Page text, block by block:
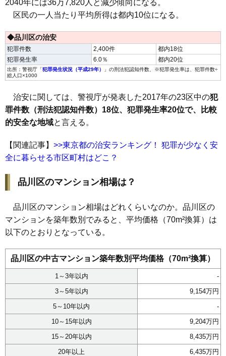
2040年には36万7,820人と減少傾向になる。
区民の一人当たり平均所得は都内10位になる。
◆品川区の治安
犯罪件数 2,400件
都内18位
犯罪発生率
6.0％ 都内20位
出所：警視庁「犯罪発生状況（平成29年）
」の刑法犯認知件数、※犯罪発生率は、犯罪件数÷
総人口×1000
治安に関しては、警視庁が発表した2017年の23区中の犯
罪件数（刑法犯認知件数）18位、犯罪発生率20位で、比較
的安全な地域と言える。
【関連記事】 >>東京都の治安ランキング！ 犯罪が少なく安
全に暮らせる市区町村はどこ？
品川区のマンション相場は？
品川区のマンション相場はどれくらいなのか。品川区の
マンションを築年数別でみると、平均価格（70m²換算）は
以下のとおりとなっている。
品川区の中古マンション築年数別平均価格（70m²換算）
1～3年以内
-
3～5年以内
9,154万円
5～10年以内
-
10～15年以内
9,204万円
15～20年以内
8,435万円
20年以上
6,435万円